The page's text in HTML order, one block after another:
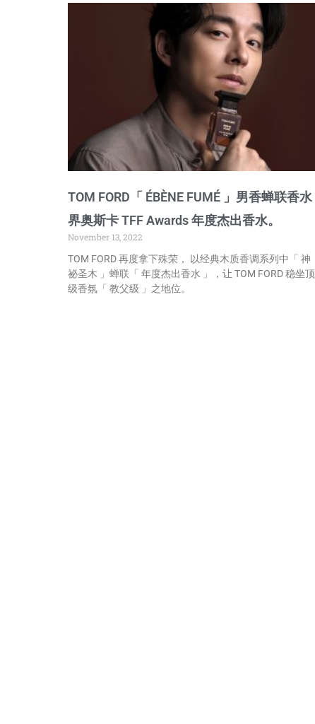
TOM FORD「 ÉBÈNE FUMÉ 」男香蝉联香水
界奥斯卡 TFF Awards 年度杰出香水。
November 13, 2022
TOM FORD 再度拿下殊荣， 以经典木质香调系列中「 神
祕圣木 」蝉联「 年度杰出香水 」，让 TOM FORD 稳坐顶
级香氛「 教父级 」之地位。